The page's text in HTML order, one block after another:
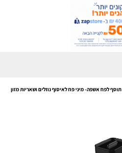
תוסף לפח אשפה- מיני פח לאיסוף נוזלים ושאריות מזון